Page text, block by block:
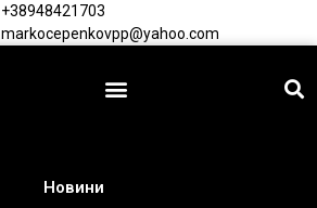
+38948421703
markocepenkovpp@yahoo.com
Новини